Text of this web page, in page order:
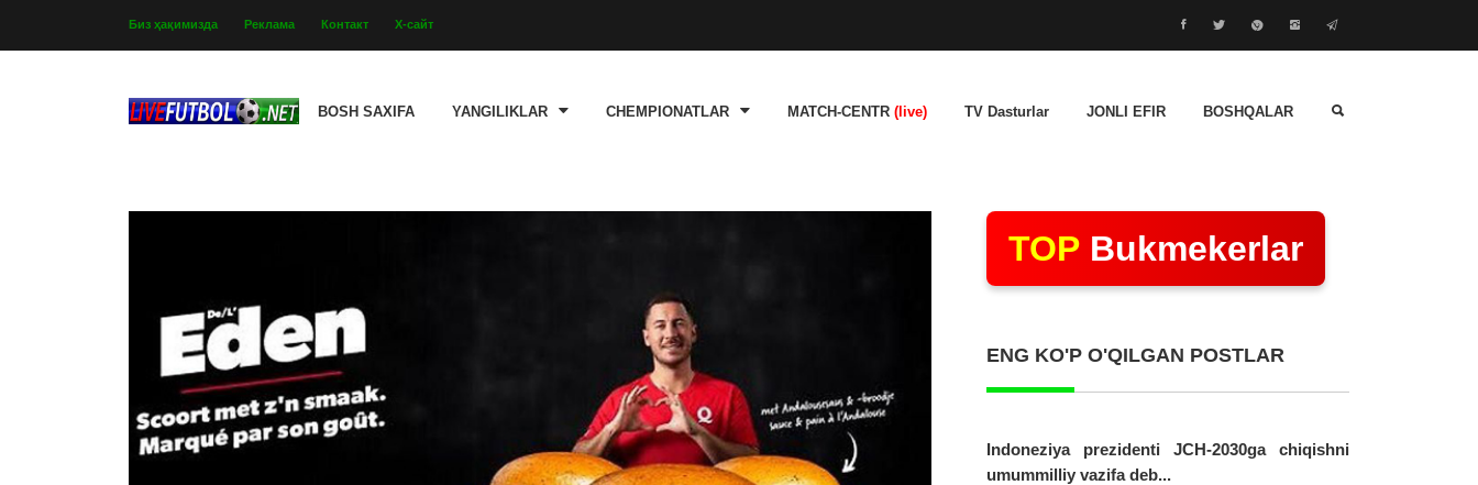
Биз ҳақимизда Реклама Контакт Х-сайт
BOSH SAXIFA YANGILIKLAR CHEMPIONATLAR MATCH-CENTR (live) TV Dasturlar JONLI EFIR BOSHQALAR
TOP Bukmekerlar
ENG KO'P O'QILGAN POSTLAR
Indoneziya prezidenti JCH-2030ga chiqishni
umummilliy vazifa deb...